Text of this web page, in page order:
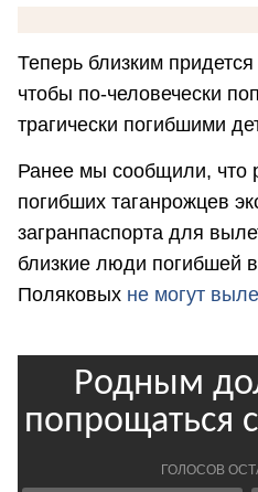
Теперь близким
чтобы по-человечески
трагически погибшими
Ранее мы сообщили, что
погибших таганрожцев
загранпаспорта для
близкие люди погибшей
Поляковых не могут